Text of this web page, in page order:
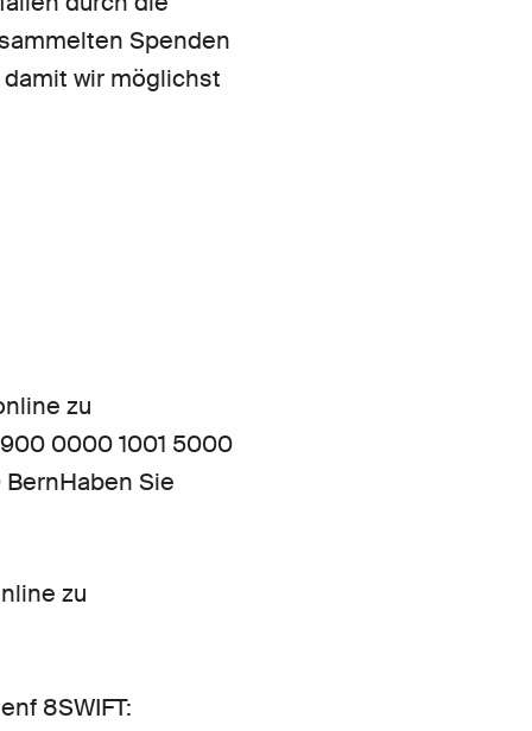
Spenden
wir möglichst
zu
0000 1001 5000
BernHaben Sie
zu
8SWIFT: